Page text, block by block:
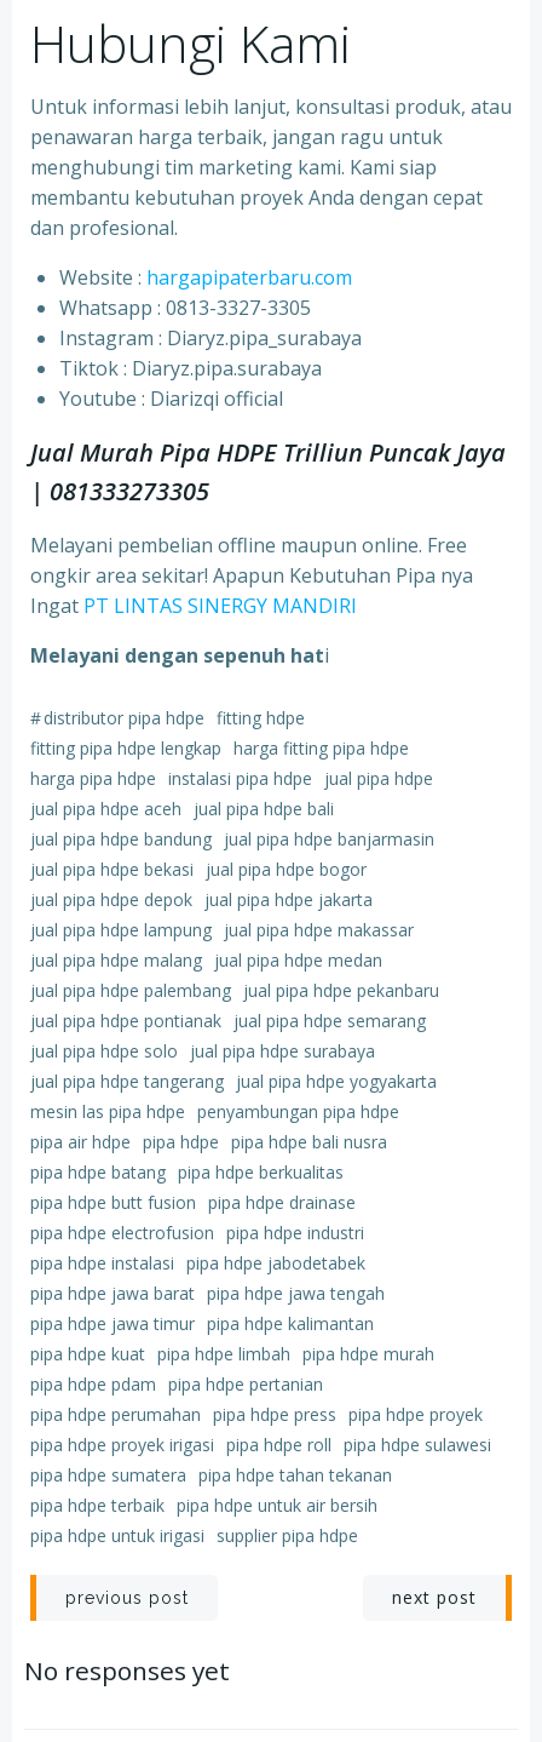
Hubungi Kami
Untuk informasi lebih lanjut, konsultasi produk, atau
penawaran harga terbaik, jangan ragu untuk
menghubungi tim marketing kami. Kami siap
membantu kebutuhan proyek Anda dengan cepat
dan profesional.
Website : hargapipaterbaru.com
Whatsapp : 0813-3327-3305
⁠Instagram : Diaryz.pipa_surabaya
⁠Tiktok : Diaryz.pipa.surabaya
⁠Youtube : Diarizqi official
Jual Murah Pipa HDPE Trilliun Puncak Jaya
| 081333273305
Melayani pembelian offline maupun online. Free
ongkir area sekitar! Apapun Kebutuhan Pipa nya
Ingat PT LINTAS SINERGY MANDIRI
Melayani dengan sepenuh hati
#distributor pipa hdpe fitting hdpe
fitting pipa hdpe lengkap harga fitting pipa hdpe
harga pipa hdpe instalasi pipa hdpe
jual pipa hdpe
jual pipa hdpe aceh
jual pipa hdpe bali
jual pipa hdpe bandung jual pipa hdpe banjarmasin
jual pipa hdpe bekasi
jual pipa hdpe bogor
jual pipa hdpe depok jual pipa hdpe jakarta
jual pipa hdpe lampung jual pipa hdpe makassar
jual pipa hdpe malang jual pipa hdpe medan
jual pipa hdpe palembang jual pipa hdpe pekanbaru
jual pipa hdpe pontianak jual pipa hdpe semarang
jual pipa hdpe solo
jual pipa hdpe surabaya
jual pipa hdpe tangerang jual pipa hdpe yogyakarta
mesin las pipa hdpe penyambungan pipa hdpe
pipa air hdpe pipa hdpe pipa hdpe bali nusra
pipa hdpe batang pipa hdpe berkualitas
pipa hdpe butt fusion pipa hdpe drainase
pipa hdpe electrofusion pipa hdpe industri
pipa hdpe instalasi pipa hdpe jabodetabek
pipa hdpe jawa barat pipa hdpe jawa tengah
pipa hdpe jawa timur pipa hdpe kalimantan
pipa hdpe kuat pipa hdpe limbah pipa hdpe murah
pipa hdpe pdam pipa hdpe pertanian
pipa hdpe perumahan pipa hdpe press pipa hdpe proyek
pipa hdpe proyek irigasi pipa hdpe roll pipa hdpe sulawesi
pipa hdpe sumatera pipa hdpe tahan tekanan
pipa hdpe terbaik pipa hdpe untuk air bersih
pipa hdpe untuk irigasi
supplier pipa hdpe
Post
navigation
previous post next post
No responses yet